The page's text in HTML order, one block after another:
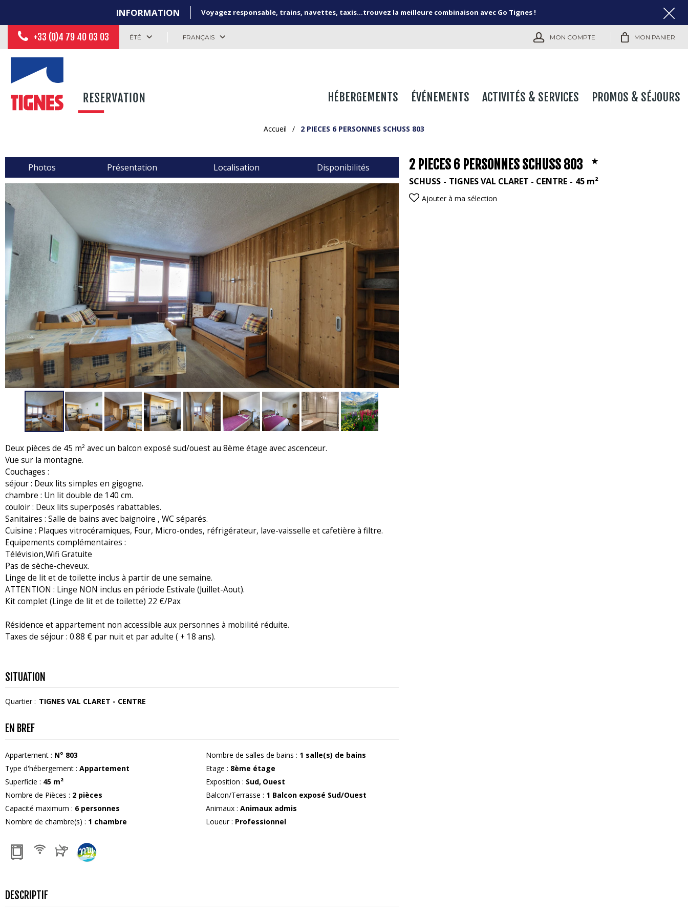
INFORMATION Voyagez responsable, trains, navettes, taxis...trouvez la meilleure combinaison avec Go Tignes !
+33 (0)4 79 40 03 03 ÉTÉ FRANÇAIS MON COMPTE MON PANIER
HÉBERGEMENTS ÉVÉNEMENTS ACTIVITÉS & SERVICES PROMOS & SÉJOURS
Accueil / 2 PIECES 6 PERSONNES SCHUSS 803
Photos Présentation Localisation Disponibilités 2 PIECES 6 PERSONNES SCHUSS 803
SCHUSS TIGNES VAL CLARET - CENTRE 45 m²
Ajouter à ma sélection
Deux pièces de 45 m² avec un balcon exposé sud/ouest au 8ème étage avec ascenceur.
Vue sur la montagne.
Couchages :
séjour : Deux lits simples en gigogne.
chambre : Un lit double de 140 cm.
couloir : Deux lits superposés rabattables.
Sanitaires : Salle de bains avec baignoire , WC séparés.
Cuisine : Plaques vitrocéramiques, Four, Micro-ondes, réfrigérateur, lave-vaisselle et cafetière à filtre.
Equipements complémentaires :
Télévision,Wifi Gratuite
Pas de sèche-cheveux.
Linge de lit et de toilette inclus à partir de une semaine.
ATTENTION : Linge NON inclus en période Estivale (Juillet-Aout).
Kit complet (Linge de lit et de toilette) 22 €/Pax
Résidence et appartement non accessible aux personnes à mobilité réduite.
Taxes de séjour : 0.88 € par nuit et par adulte ( + 18 ans).
SITUATION
Quartier : TIGNES VAL CLARET - CENTRE
EN BREF
Appartement : N° 803
Type d'hébergement : Appartement
Superficie : 45 m²
Nombre de Pièces : 2 pièces
Capacité maximum : 6 personnes
Nombre de chambre(s) : 1 chambre
Nombre de salles de bains : 1 salle(s) de bains
Etage : 8ème étage
Exposition : Sud Ouest
Balcon/Terrasse : 1 Balcon exposé Sud/Ouest
Animaux : Animaux admis
Loueur: Professionnel
DESCRIPTIF